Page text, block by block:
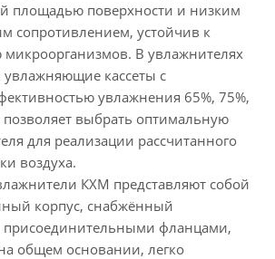
площадью поверхности и низким
сопротивлением, устойчив к
микроорганизмов. В увлажнителях
кассеты с
увлажнения 65%, 75%,
позволяет выбрать оптимальную
для реализации рассчитанного
воздуха.
КХМ представляют собой
корпус, снабжённый
фланцами,
общем основании, легко